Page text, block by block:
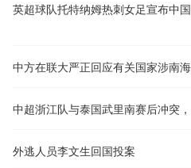
外逃人员李文生回国投案